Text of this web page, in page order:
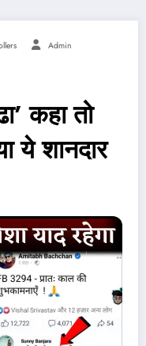
Admin
कहा तो
ये शानदार